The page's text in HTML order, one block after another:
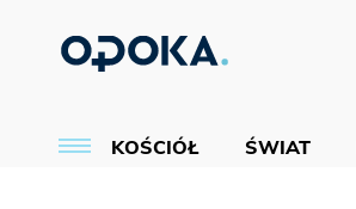
KOŚCIÓŁ ŚWIAT